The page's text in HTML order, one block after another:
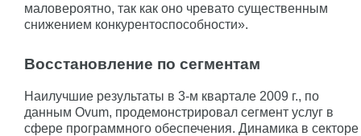
маловероятно, так как оно чревато существенным
снижением конкурентоспособности».
Восстановление по сегментам
Наилучшие результаты в 3-м квартале 2009 г., по
данным Ovum, продемонстрировал сегмент услуг в
сфере программного обеспечения. Динамика в секторе